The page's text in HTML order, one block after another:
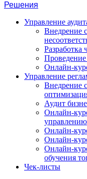
Решения
Управление
Внедрение
Разработка
Проведение
Онлайн-
Управление
Внедрение
Аудит
Онлайн-
управлению
Онлайн-
Онлайн-
Онлайн-
обучения
Чек-листы